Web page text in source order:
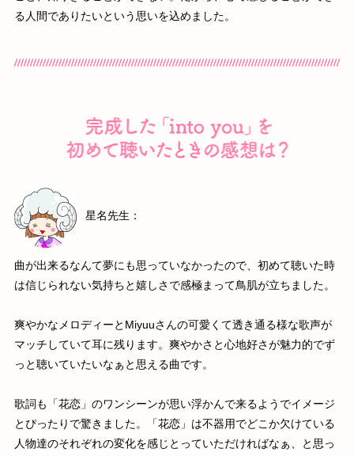
る人間でありたいという思いを込めました。
星名先生：
曲が出来るなんて夢にも思っていなかったので、初めて聴いた時
は信じられない気持ちと嬉しさで感極まって鳥肌が立ちました。
爽やかなメロディーとMiyuuさんの可愛くて透き通る様な歌声が
マッチしていて耳に残ります。爽やかさと心地好さが魅力的でず
っと聴いていたいなぁと思える曲です。
歌詞も「花恋」のワンシーンが思い浮かんで来るようでイメージ
とぴったりで驚きました。「花恋」は不器用でどこか欠けている
人物達のそれぞれの変化を感じとっていただければなぁ、と思っ